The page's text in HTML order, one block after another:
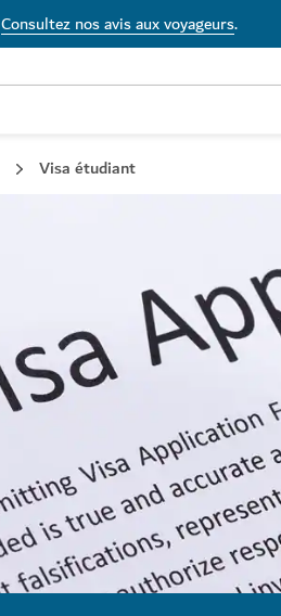
Consultez nos avis aux voyageurs.
Visa étudiant